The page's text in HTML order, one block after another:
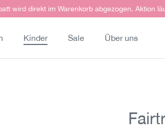
wird direkt im Warenkorb abgezogen. Aktion
Kinder Sale Über uns